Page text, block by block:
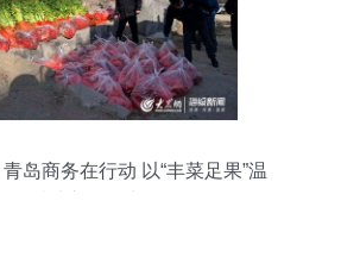
岛商务在行动 以“丰菜足果”温